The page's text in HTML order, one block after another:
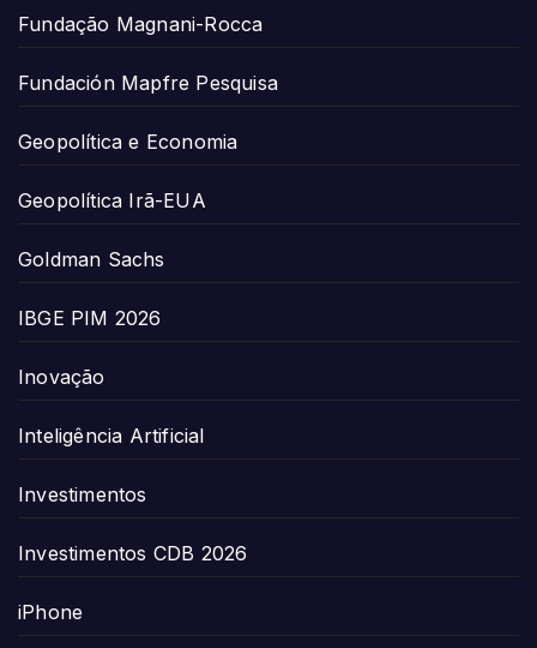
Fundação Magnani-Rocca
Fundación Mapfre Pesquisa
Geopolítica e Economia
Geopolítica Irã-EUA
Goldman Sachs
IBGE PIM 2026
Inovação
Inteligência Artificial
Investimentos
Investimentos CDB 2026
iPhone